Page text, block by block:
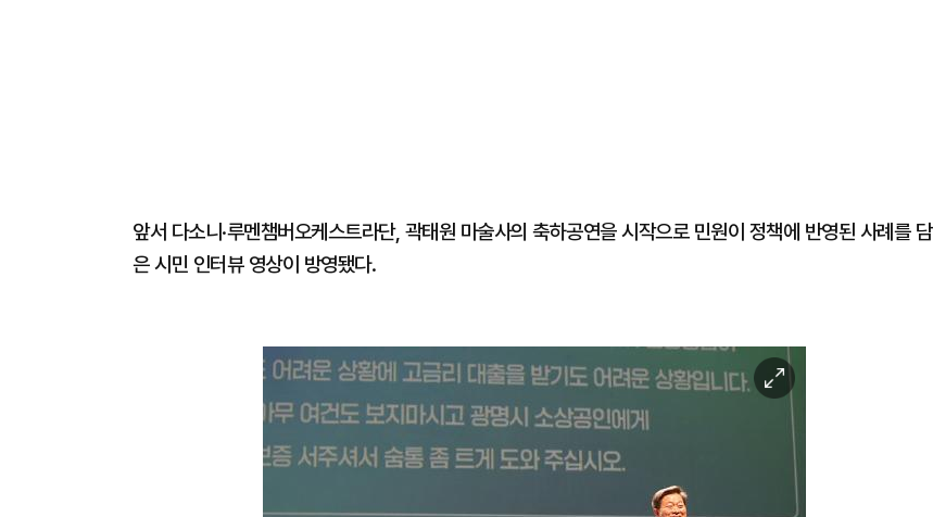
앞서 다소니·루멘챔버오케스트라단, 곽태원 마술사의 축하공연을 시작으로 민원이 정책에 반영된 사례를 담
은 시민 인터뷰 영상이 방영됐다.
이
미